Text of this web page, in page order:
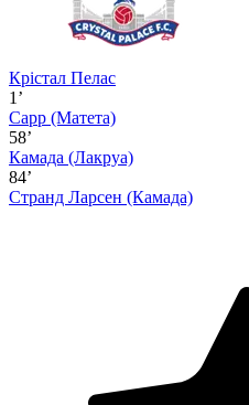
Крістал Пелас
1’
Сарр (Матета)
58’
Камада (Лакруа)
84’
Странд Ларсен (Камада)